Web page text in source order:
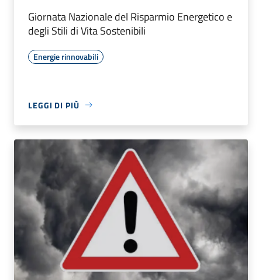
Giornata Nazionale del Risparmio Energetico e
degli Stili di Vita Sostenibili
Energie rinnovabili
LEGGI DI PIÙ